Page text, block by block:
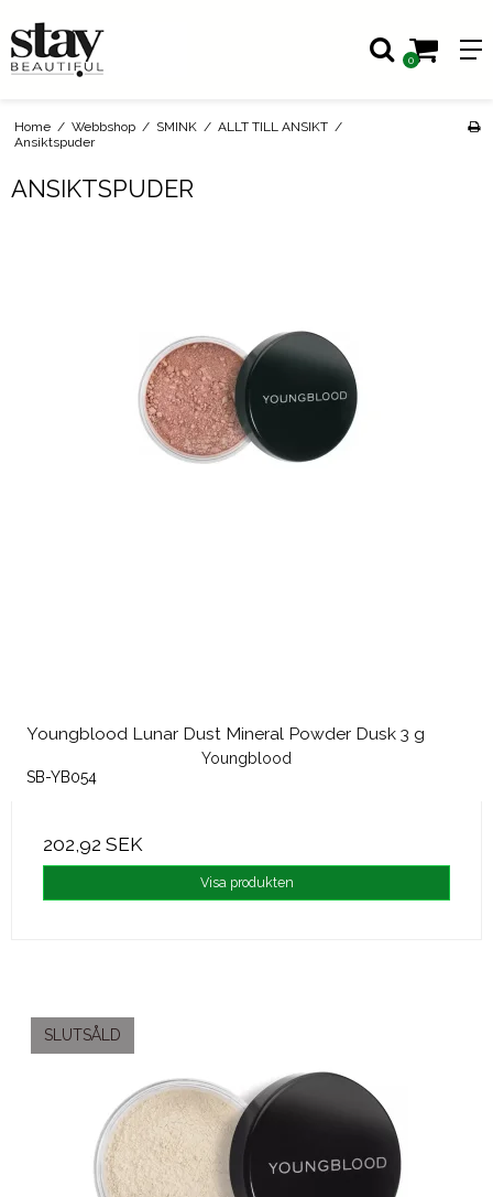
0
Home / Webbshop / SMINK / ALLT TILL ANSIKT /
Ansiktspuder
ANSIKTSPUDER
Youngblood Lunar Dust Mineral Powder Dusk 3 g
Youngblood
SB-YB054
202,92 SEK
Visa produkten
SLUTSÅLD